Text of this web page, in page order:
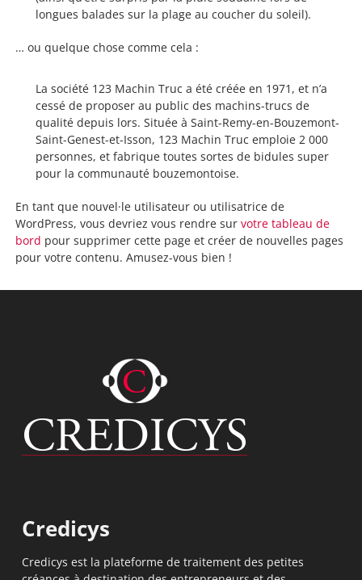
longues balades sur la plage au coucher du soleil).
… ou quelque chose comme cela :
La société 123 Machin Truc a été créée en 1971, et n’a
cessé de proposer au public des machins-trucs de
qualité depuis lors. Située à Saint-Remy-en-Bouzemont-
Saint-Genest-et-Isson, 123 Machin Truc emploie 2 000
personnes, et fabrique toutes sortes de bidules super
pour la communauté bouzemontoise.
En tant que nouvel·le utilisateur ou utilisatrice de
WordPress, vous devriez vous rendre survotre tableau de
bord pour supprimer cette page et créer de nouvelles pages
pour votre contenu. Amusez-vous bien !
Credicys
Credicys est la plateforme de traitement des petites